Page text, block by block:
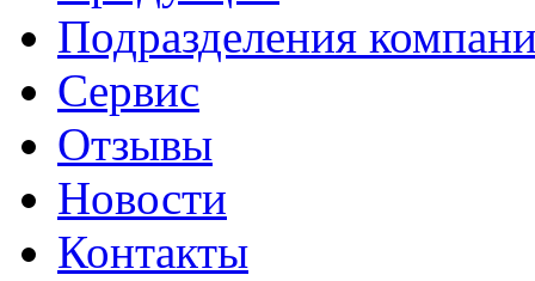
Подразделения
Сервис
Отзывы
Новости
Контакты